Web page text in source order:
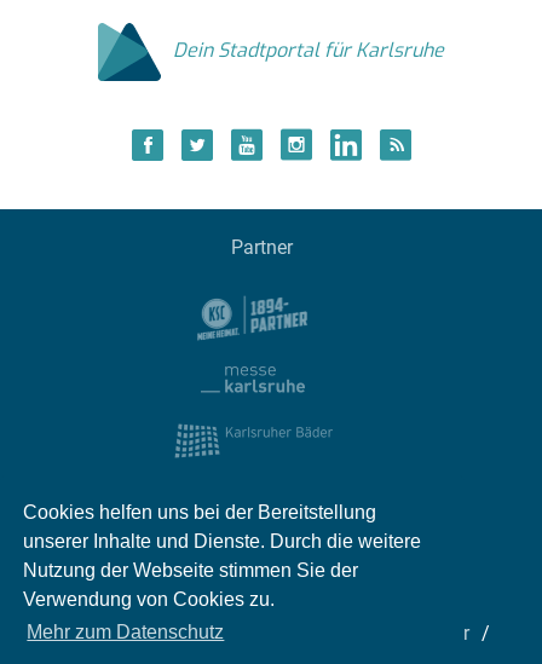
Cookies helfen uns bei der Bereitstellung
unserer Inhalte und Dienste. Durch die weitere
Nutzung der Webseite stimmen Sie der
Verwendung von Cookies zu.
Mehr zum Datenschutz
Dein Stadtportal für Karlsruhe
Partner
Impressum Kontakt
Partner